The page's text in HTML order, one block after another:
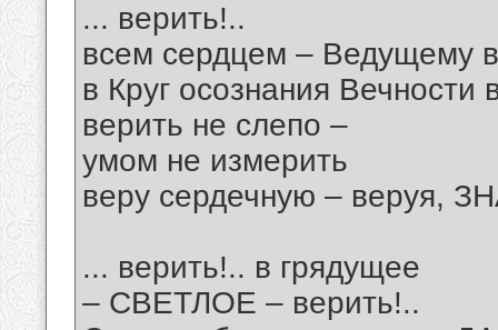
... верить!..
всем сердцем – Ведущему
в Круг осознания Вечности
верить не слепо –
умом не измерить
веру сердечную – веруя,
... верить!.. в грядущее
– СВЕТЛОЕ – верить!..